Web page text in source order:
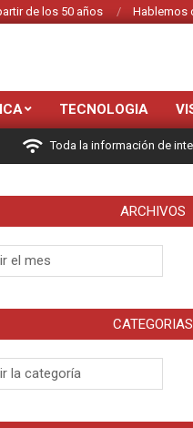
de los 50 años Hablemos
TECNOLOGIA
Toda la información de
ARCHIVOS
CATEGORIAS